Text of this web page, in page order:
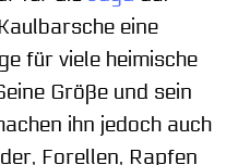
eine
für viele heimische
Größe und sein
ihn jedoch auch
Forellen, Rapfen